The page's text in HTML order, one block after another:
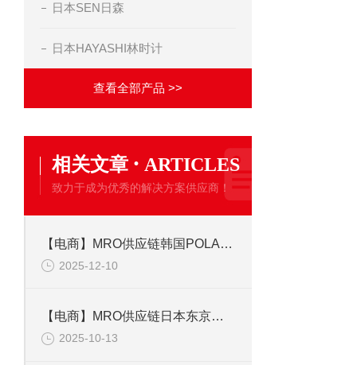
日本SEN日森
日本HAYASHI林时计
查看全部产品 >>
相关文章 · ARTICLES
致力于成为优秀的解决方案供应商！
【电商】MRO供应链韩国POLARION普拉瑞 紫外探照灯 PS-LMD1S
2025-12-10
【电商】MRO供应链日本东京测器 应变片 FLAB-5-11-5LJCT-F
2025-10-13